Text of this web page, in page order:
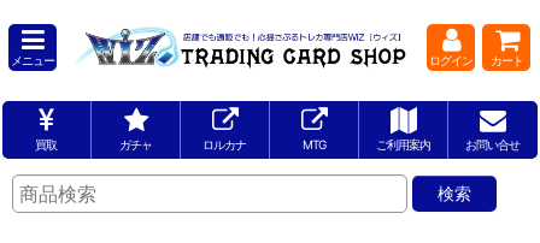
メニュー ログイン カート
買取 ガチャ ロルカナ MTG ご利用案内 お問い合せ